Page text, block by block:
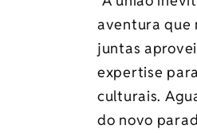
aventura que
juntas
expertise
culturais.
do novo